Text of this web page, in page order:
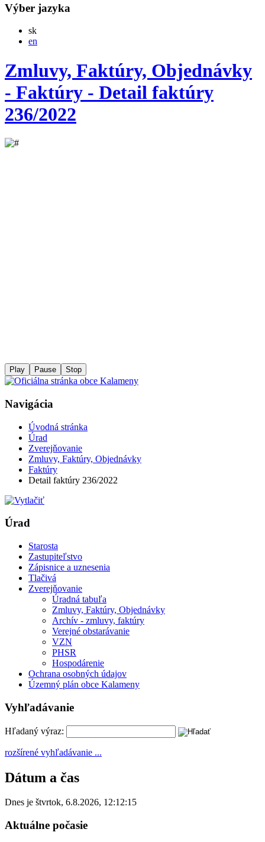
Výber jazyka
skSlovensky
en
Zmluvy, Faktúry, Objednávky
- Faktúry - Detail faktúry
236/2022
Play Pause Stop
Navigácia
Úvodná stránka
Úrad
Zverejňovanie
Zmluvy, Faktúry, Objednávky
Faktúry
Detail faktúry 236/2022
Úrad
Starosta
Zastupiteľstvo
Zápisnice a uznesenia
Tlačivá
Zverejňovanie
Úradná tabuľa
Zmluvy, Faktúry, Objednávky
Archív - zmluvy, faktúry
Verejné obstarávanie
VZN
PHSR
Hospodárenie
Ochrana osobných údajov
Územný plán obce Kalameny
Vyhľadávanie
Hľadaný výraz:
rozšírené vyhľadávanie ...
Dátum a čas
Dnes je štvrtok, 6.8.2026, 12:12:15
Aktuálne počasie